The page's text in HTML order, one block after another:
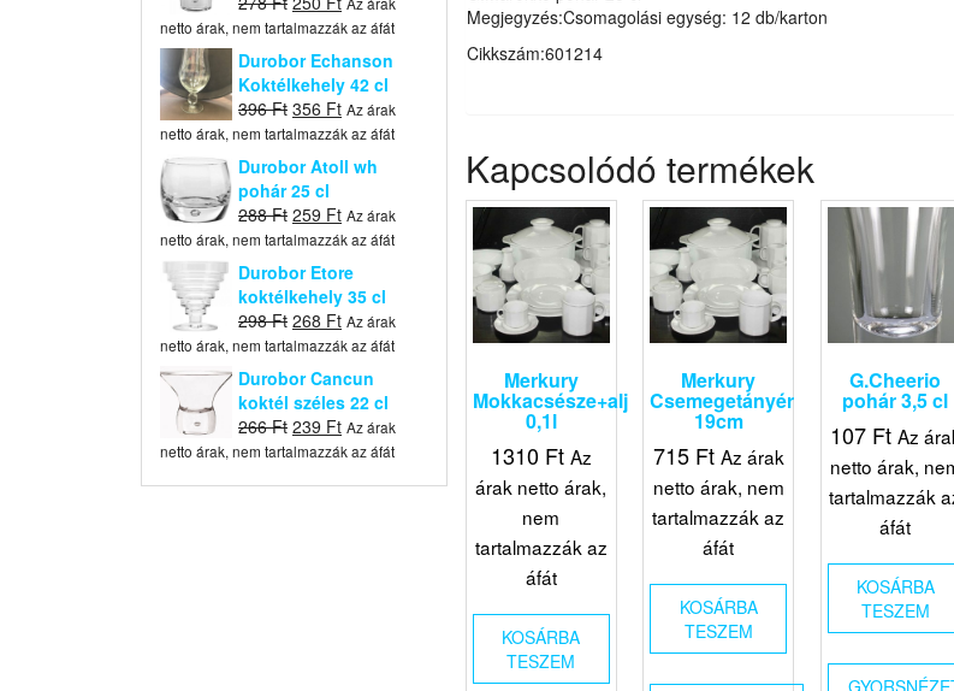
price
was:
278 Ft.
price
250 Ft.
netto árak, nem tartalmazzák az áfát
Durobor Echanson
Koktélkehely 42 cl
396Ft Original
price
was:
396 Ft.
356 FtCurrent
price
is:
356 Ft.
Az árak
netto árak, nem tartalmazzák az áfát
Durobor Atoll wh
pohár 25 cl
288Ft Original
price
was:
288 Ft.
259 FtCurrent
price
259 Ft.
Az árak
netto árak, nem tartalmazzák az áfát
Durobor Etore
koktélkehely 35 cl
298Ft Original
price
was:
298 Ft.
268 FtCurrent
price
268 Ft.
Az árak
netto árak, nem tartalmazzák az áfát
Durobor Cancun
koktél széles 22 cl
266Ft Original
price
239 FtCurrent
price
Az árak
netto árak, nem tartalmazzák az áfát
Megjegyzés:Csomagolási egység: 12 db/karton
Cikkszám:601214
Kapcsolódó termékek
Merkury
Mokkacsésze+alj
0,1l
1310 Ft Az
árak netto árak,
nem
tartalmazzák az
áfát
KOSÁRBA
TESZEM
Merkury
Csemegetányér
19cm
715 Ft Az árak
netto árak, nem
tartalmazzák az
áfát
KOSÁRBA
TESZEM
G.Cheerio
pohár 3,5 cl
107 Ft Az
netto árak,
tartalmazzák
áfát
KOSÁRBA
TESZEM